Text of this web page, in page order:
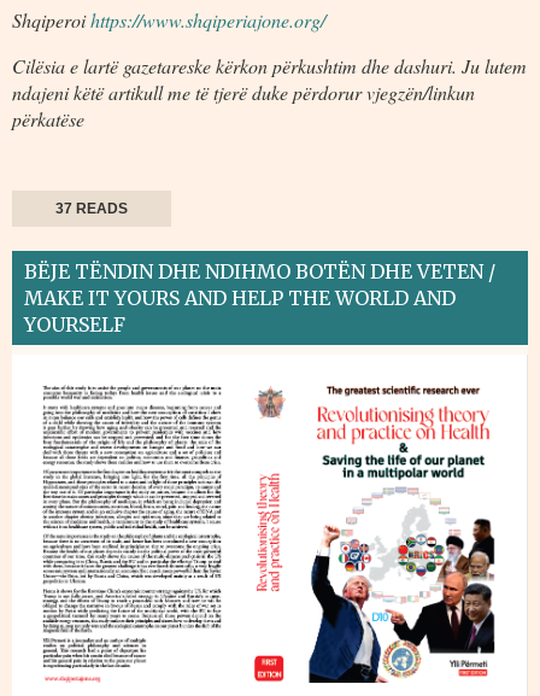
Shqiperoihttps://www.shqiperiajone.org/
Cilësia e lartë gazetareske kërkon përkushtim dhe dashuri. Ju lutem
ndajeni këtë artikull me të tjerë duke përdorur vjegzën/linkun
përkatëse
37 READS
BËJE TËNDIN DHE NDIHMO BOTËN DHE VETEN /
MAKE IT YOURS AND HELP THE WORLD AND
YOURSELF